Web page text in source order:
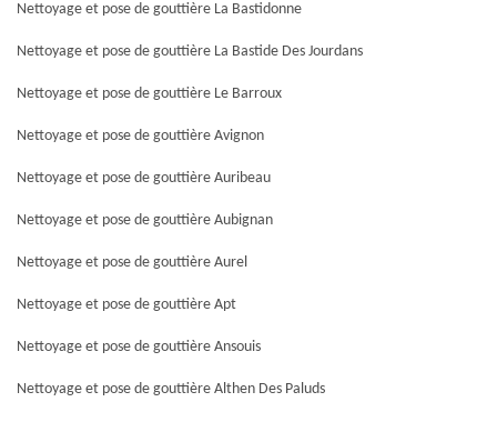
Nettoyage et pose de gouttière La Bastidonne
Nettoyage et pose de gouttière La Bastide Des Jourdans
Nettoyage et pose de gouttière Le Barroux
Nettoyage et pose de gouttière Avignon
Nettoyage et pose de gouttière Auribeau
Nettoyage et pose de gouttière Aubignan
Nettoyage et pose de gouttière Aurel
Nettoyage et pose de gouttière Apt
Nettoyage et pose de gouttière Ansouis
Nettoyage et pose de gouttière Althen Des Paluds